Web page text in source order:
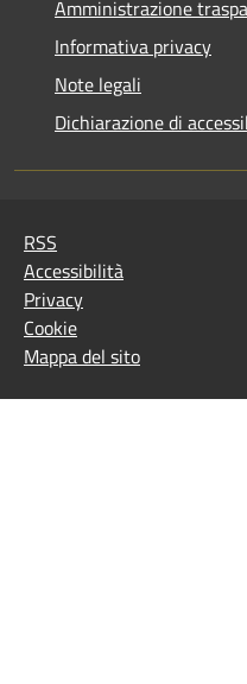
Amministrazione
Informativa privacy
Note legali
Dichiarazione di
RSS
Accessibilità
Privacy
Cookie
Mappa del sito